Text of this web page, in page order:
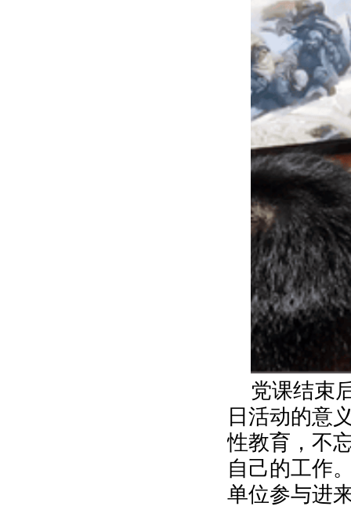
党课结束
日活动的意
性教育，不
自己的工作
单位参与进